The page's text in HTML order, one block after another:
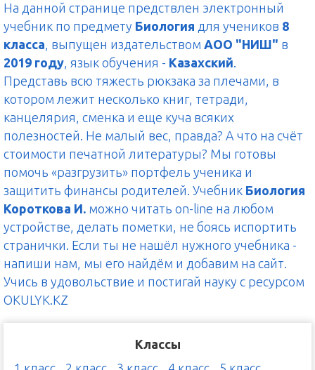
На данной странице предствлен электронный
учебник по предмету Биология для учеников 8
класса, выпущен издательством АОО "НИШ" в
2019 году, язык обучения - Казахский.
Представь всю тяжесть рюкзака за плечами, в
котором лежит несколько книг, тетради,
канцелярия, сменка и еще куча всяких
полезностей. Не малый вес, правда? А что на счёт
стоимости печатной литературы? Мы готовы
помочь «разгрузить» портфель ученика и
защитить финансы родителей. Учебник Биология
Короткова И. можно читать on-line на любом
устройстве, делать пометки, не боясь испортить
странички. Если ты не нашёл нужного учебника -
напиши нам, мы его найдём и добавим на сайт.
Учись в удовольствие и постигай науку с ресурсом
OKULYK.KZ
Классы